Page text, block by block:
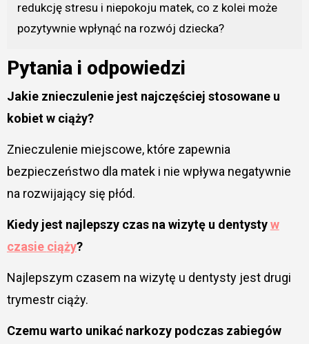
redukcję stresu i niepokoju matek, co z kolei może
pozytywnie wpłynąć na rozwój dziecka?
Pytania i odpowiedzi
Jakie znieczulenie jest najczęściej stosowane u
kobiet w ciąży?
Znieczulenie miejscowe, które zapewnia
bezpieczeństwo dla matek i nie wpływa negatywnie
na rozwijający się płód.
Kiedy jest najlepszy czas na wizytę u dentystyw
czasie ciąży?
Najlepszym czasem na wizytę u dentysty jest drugi
trymestr ciąży.
Czemu warto unikać narkozy podczas zabiegów